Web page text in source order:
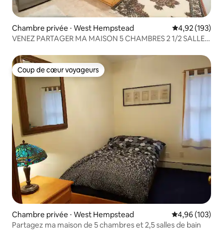
Chambre privée ⋅ West Hempstead Évaluation
4,92 (193)
VENEZ PARTAGER MA MAISON 5 CHAMBRES 2 1/2 SALLES
Coup de cœur voyageurs
Coup de cœur voyageurs
Chambre privée ⋅ West Hempstead Évaluation
4,96 (103)
Partagez ma maison de 5 chambres et 2,5 salles de bain